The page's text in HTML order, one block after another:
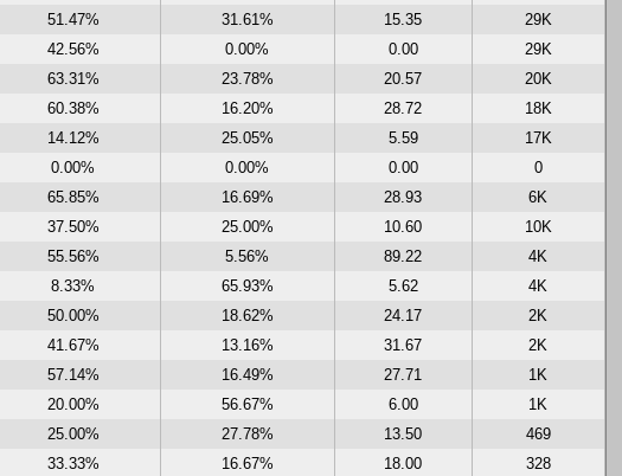
51.47% 31.61% 15.35
29K
42.56% 0.00% 0.00
29K
63.31% 23.78% 20.57
20K
60.38% 16.20% 28.72
18K
14.12% 25.05% 5.59
17K
0.00% 0.00% 0.00
0
65.85% 16.69% 28.93
6K
37.50% 25.00% 10.60
10K
55.56% 5.56% 89.22
4K
8.33% 65.93% 5.62
4K
50.00% 18.62% 24.17
2K
41.67% 13.16% 31.67
2K
57.14% 16.49% 27.71
1K
20.00% 56.67% 6.00
1K
25.00% 27.78% 13.50
469
33.33% 16.67% 18.00
328